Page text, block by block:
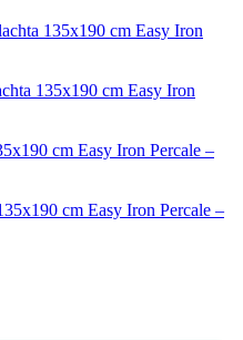
135x190 cm Easy Iron
135x190 cm Easy Iron
cm Easy Iron Percale –
cm Easy Iron Percale –